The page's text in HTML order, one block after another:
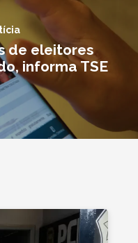
de eleitores
informa TSE